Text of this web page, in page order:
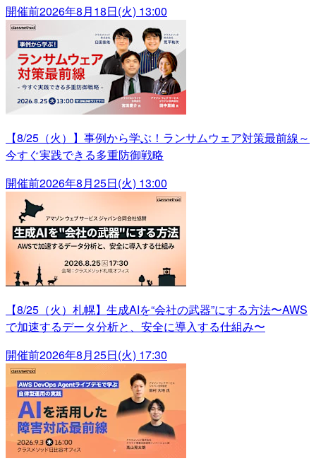
開催前2026年8月18日(火) 13:00
【8/25（火）】事例から学ぶ！ランサムウェア対策最前線～
今すぐ実践できる多重防御戦略
開催前2026年8月25日(火) 13:00
【8/25（火）札幌】生成AIを“会社の武器”にする方法〜AWS
で加速するデータ分析と、安全に導入する仕組み〜
開催前2026年8月25日(火) 17:30